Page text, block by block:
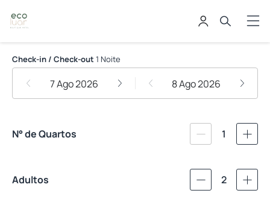
Eco Luar Boutique Hotel
Check-in / Check-out 1 Noite
7 Ago 2026 8 Ago 2026
N° de Quartos 1
Adultos 2